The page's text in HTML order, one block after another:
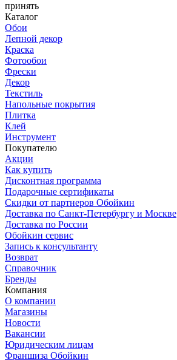
принять
Каталог
Обои
Лепной декор
Краска
Фотообои
Фрески
Декор
Текстиль
Напольные покрытия
Плитка
Клей
Инструмент
Покупателю
Акции
Как купить
Дисконтная программа
Подарочные сертификаты
Скидки от партнеров Обойкин
Доставка по Санкт-Петербургу и Москве
Доставка по России
Обойкин сервис
Запись к консультанту
Возврат
Справочник
Бренды
Компания
О компании
Магазины
Новости
Вакансии
Юридическим лицам
Франшиза Обойкин